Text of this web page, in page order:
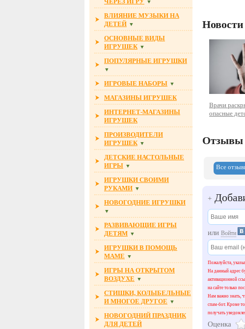
▼
ВЛИЯНИЕ МУЗЫКИ НА
ДЕТЕЙ ▼
ОСНОВНЫЕ ВИДЫ
ИГРУШЕК ▼
ПОПУЛЯРНЫЕ ИГРУШКИ
▼
ИГРОВЫЕ НАБОРЫ ▼
МАГАЗИНЫ ИГРУШЕК
ИНТЕРНЕТ-МАГАЗИНЫ
ИГРУШЕК
ПРОИЗВОДИТЕЛИ
ИГРУШЕК ▼
ДЕТСКИЕ НАСТОЛЬНЫЕ
ИГРЫ ▼
ИГРУШКИ СВОИМИ
РУКАМИ ▼
НОВОГОДНИЕ ИГРУШКИ
▼
РАЗВИВАЮЩИЕ ИГРЫ
ДЕТЯМ ▼
ИГРУШКИ В ПОМОЩЬ
МАМЕ ▼
ИГРЫ НА ОТКРЫТОМ
ВОЗДУХЕ ▼
СТИШКИ, КОЛЫБЕЛЬНЫЕ
И МНОГОЕ ДРУГОЕ ▼
НОВОГОДНИЙ ПРАЗДНИК
ДЛЯ ДЕТЕЙ
Врачи
опасные
Отзывы
Все
+
или Войти
Пожалуйста,
На данный адрес
активационной
на сайте только
Нам важно знать,
спам-бот. Кроме
получать
Оценка